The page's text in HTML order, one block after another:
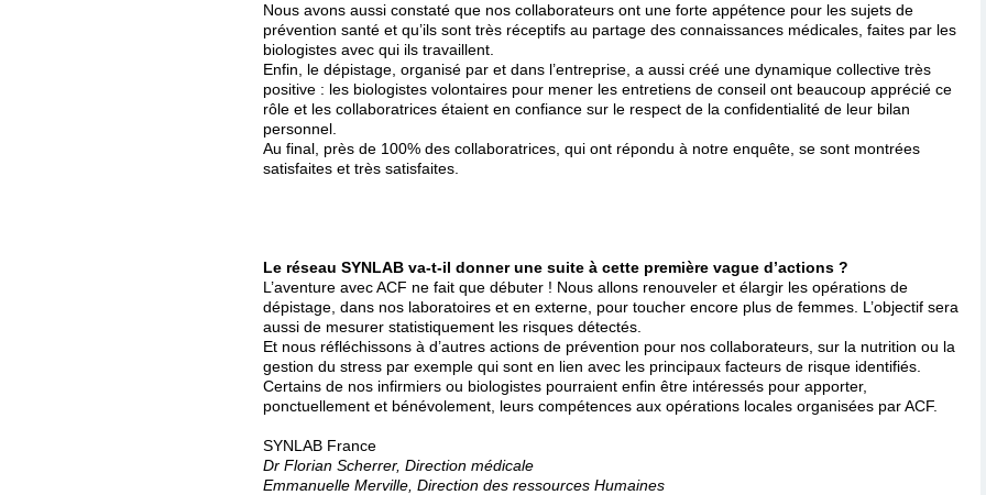
Nous avons aussi constaté que nos collaborateurs ont une forte appétence pour les sujets de
prévention santé et qu’ils sont très réceptifs au partage des connaissances médicales, faites par les
biologistes avec qui ils travaillent.
Enfin, le dépistage, organisé par et dans l’entreprise, a aussi créé une dynamique collective très
positive : les biologistes volontaires pour mener les entretiens de conseil ont beaucoup apprécié ce
rôle et les collaboratrices étaient en confiance sur le respect de la confidentialité de leur bilan
personnel.
Au final, près de 100% des collaboratrices, qui ont répondu à notre enquête, se sont montrées
satisfaites et très satisfaites.
Le réseau SYNLAB va-t-il donner une suite à cette première vague d’actions ?
L’aventure avec ACF ne fait que débuter ! Nous allons renouveler et élargir les opérations de
dépistage, dans nos laboratoires et en externe, pour toucher encore plus de femmes. L’objectif sera
aussi de mesurer statistiquement les risques détectés.
Et nous réfléchissons à d’autres actions de prévention pour nos collaborateurs, sur la nutrition ou la
gestion du stress par exemple qui sont en lien avec les principaux facteurs de risque identifiés.
Certains de nos infirmiers ou biologistes pourraient enfin être intéressés pour apporter,
ponctuellement et bénévolement, leurs compétences aux opérations locales organisées par ACF.
SYNLAB France
Dr Florian Scherrer, Direction médicale
Emmanuelle Merville, Direction des ressources Humaines